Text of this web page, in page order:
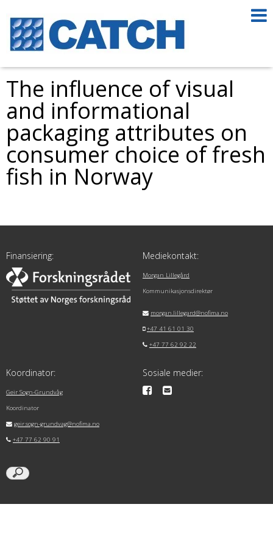
The influence of visual
and informational
packaging attributes on
consumer choice of fresh
fish in Norway
Finansiering: Mediekontakt:
Morgan Lillegård
Kommunikasjonsdirektør
morgan.lillegard@nofima.no
+47 41 61 01 30
+47 77 62 92 22
Koordinator:
Geir Sogn-Grundvåg
Koordinator
geir.sogn-grundvag@nofima.no
+47 77 62 90 91
Sosiale medier: